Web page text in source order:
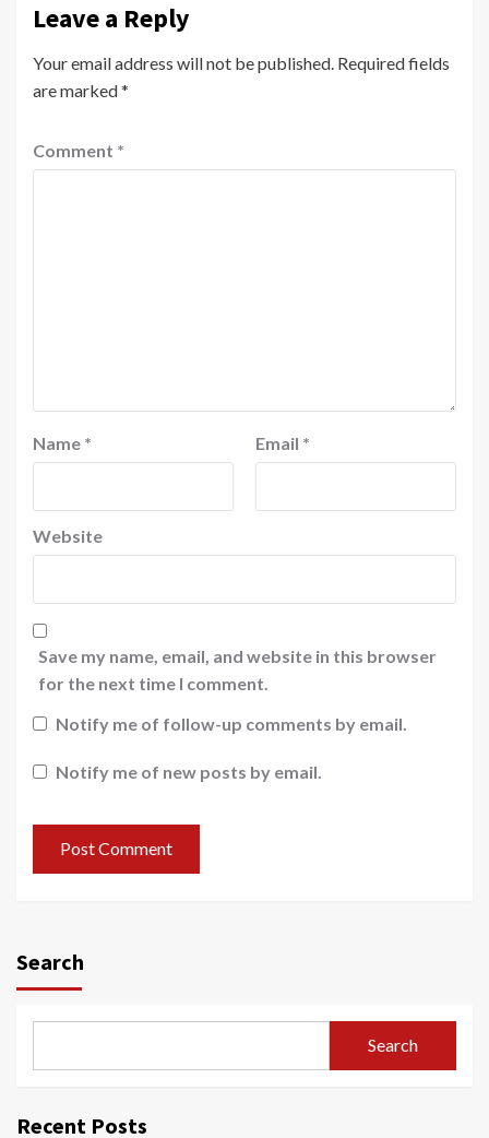
Leave a Reply
Your email address will not be published. Required fields
are marked*
Comment *
Name * Email *
Website
Save my name, email, and website in this browser
for the next time I comment.
Notify me of follow-up comments by email.
Notify me of new posts by email.
Search
Search
Recent Posts